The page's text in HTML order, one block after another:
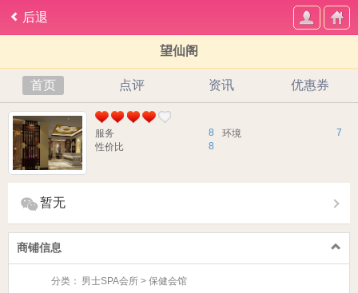
后退
望仙阁
首页 点评 资讯 优惠券
8
服务 7
环境
8
性价比
暂无
商铺信息
分类： 男士SPA会所 > 保健会馆